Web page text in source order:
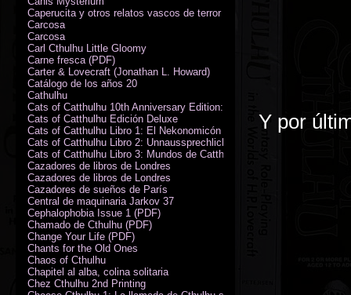
Y por
Caperucita y otros relatos vascos de terror (M. Rodríguez)
Carcosa
Carcosa
Carl Cthulhu Little Gloomy
Carne fresca (PDF)
Carter & Lovecraft (Jonathan L. Howard)
Catálogo de los años 20
Cathulhu
Cats of Catthulhu 10th Anniversary Edition: Quick Start Rules
Cats of Catthulhu Edición Deluxe
Cats of Catthulhu Libro 1: El Nekonomicón
Cats of Catthulhu Libro 2: Unnaussprechlichen Katzen
Cats of Catthulhu Libro 3: Mundos de Catthulhu
Cazadores de libros de Londres
Cazadores de libros de Londres
Cazadores de sueños de París
Central de maquinaria Jarkov 37
Cephalophobia Issue 1 (PDF)
Chamado de Cthulhu (PDF)
Change Your Life (PDF)
Chants for the Old Ones
Chaos of Cthulhu
Chapitel al alba, colina solitaria
Chez Cthulhu 2nd Printing